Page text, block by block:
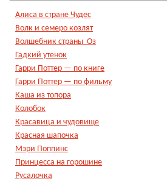
Алиса в стране Чудес
Волк и семеро козлят
Волшебник страны Оз
Гадкий утенок
Гарри Поттер — по книге
Гарри Поттер — по фильму
Каша из топора
Колобок
Красавица и чудовище
Красная шапочка
Мэри Поппинс
Принцесса на горошине
Русалочка